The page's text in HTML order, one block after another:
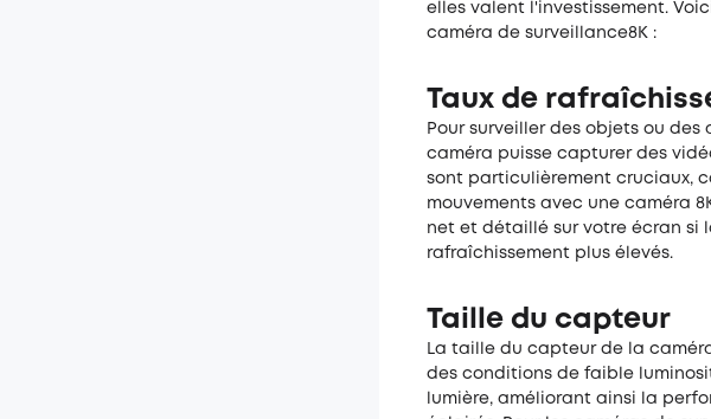
elles valent l'investissement.
caméra de surveillance8K :
Taux de
Pour surveiller des objets ou
caméra puisse capturer des
sont particulièrement cruciaux,
mouvements avec une caméra
net et détaillé sur votre écran si
rafraîchissement plus élevés.
Taille du capteur
La taille du capteur de la
des conditions de faible
lumière, améliorant ainsi la